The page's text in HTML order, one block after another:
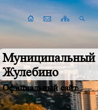
Муниципальный
Жулебино
Официальный сайт